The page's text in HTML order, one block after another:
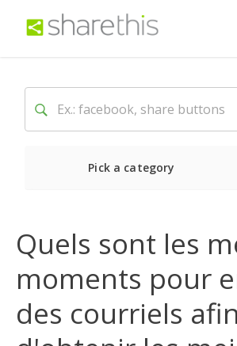
Pick a category
Quels sont les
moments pour
des courriels afin